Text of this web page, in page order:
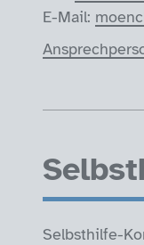
E-Mail:
Selbsthilfe-